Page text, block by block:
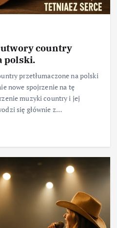
country
polski.
przetłumaczone na polski
nowe spojrzenie na tę
muzyki country i jej
się głównie z…